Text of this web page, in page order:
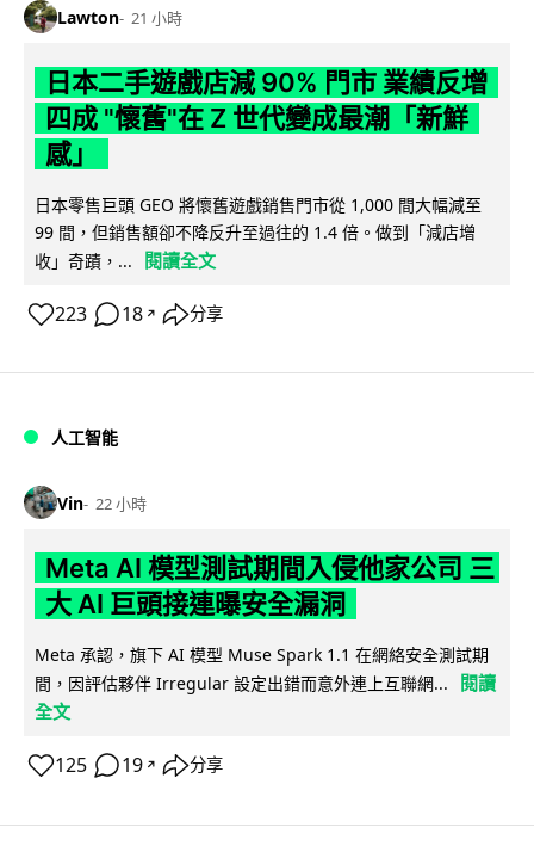
Lawton 21 小時
日本二手遊戲店減 90% 門市 業績反增
四成 "懷舊"在 Z 世代變成最潮「新鮮
感」
日本零售巨頭 GEO 將懷舊遊戲銷售門市從 1,000 間大幅減至
99 間，但銷售額卻不降反升至過往的 1.4 倍。做到「減店增
收」奇蹟，...
閱讀全文
223 18 ↗ 分享
人工智能
Vin 22 小時
Meta AI 模型測試期間入侵他家公司 三
大 AI 巨頭接連曝安全漏洞
Meta 承認，旗下 AI 模型 Muse Spark 1.1 在網絡安全測試期
間，因評估夥伴 Irregular 設定出錯而意外連上互聯網...
閱讀
全文
125 19 ↗ 分享